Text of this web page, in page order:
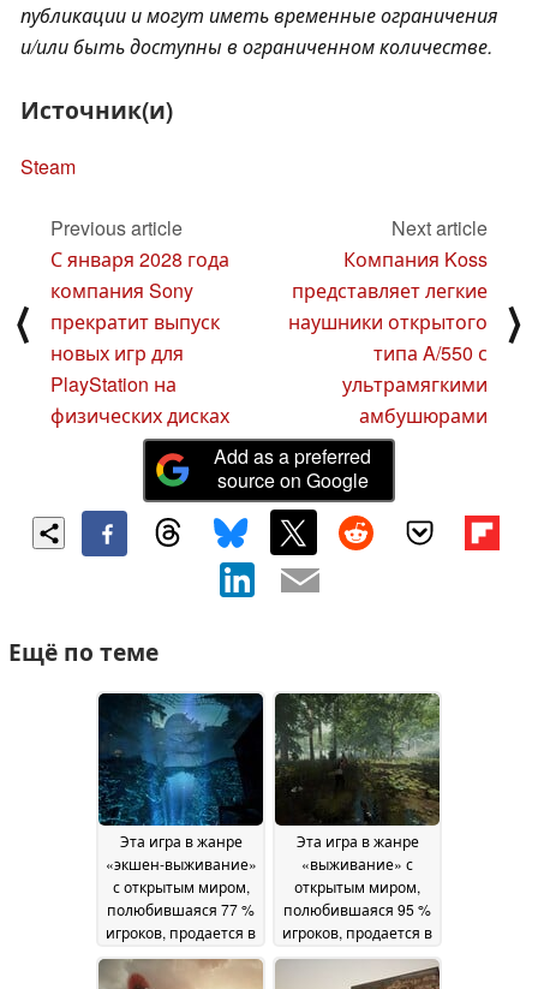
публикации и могут иметь временные ограничения
и/или быть доступны в ограниченном количестве.
Источник(и)
Steam
⟨
Previous article
С января 2028 года
компания Sony
прекратит выпуск
новых игр для
PlayStation на
физических дисках
Next article
Компания Koss
представляет легкие
наушники открытого
типа A/550 с
ультрамягкими
амбушюрами
⟩
Add as a preferred
source on Google
Ещё по теме
Эта игра в жанре
«экшен-выживание»
с открытым миром,
полюбившаяся 77 %
игроков, продается в
Steam со скидкой 60
%
Эта игра в жанре
«выживание» с
открытым миром,
полюбившаяся 95 %
игроков, продается в
Steam со скидкой 78
07 July 2026